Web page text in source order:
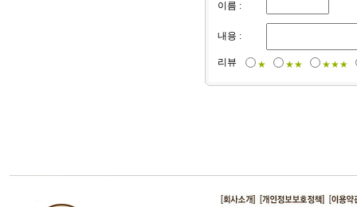
이름 :
내용 :
리뷰 ★ ★★ ★★★